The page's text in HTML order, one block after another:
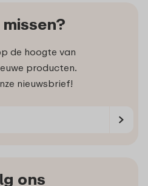
de hoogte van
producten.
nieuwsbrief!
ons